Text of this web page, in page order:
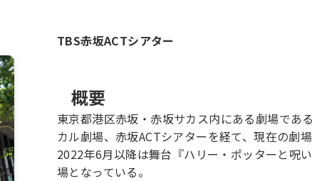
TBS赤坂ACTシアター
概要
東京都港区赤坂・赤坂サカス内にある劇場であ
カル劇場、赤坂ACTシアターを経て、現在の劇場
2022年6月以降は舞台『ハリー・ポッターと呪
場となっている。